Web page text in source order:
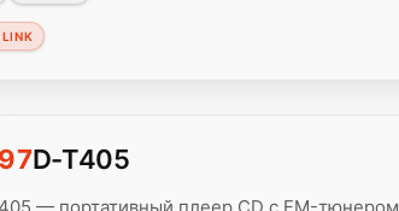
LINK
D-T405